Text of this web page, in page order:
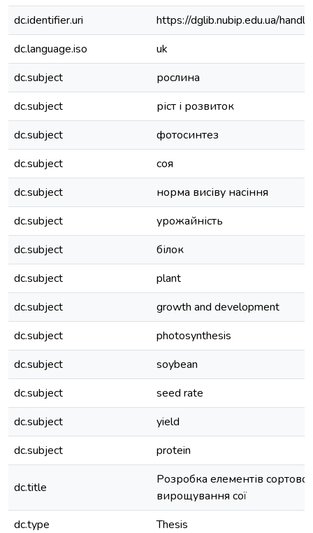
dc.identifier.uri
https://dglib.nubip.edu.ua/
dc.language.iso
uk
dc.subject
рослина
dc.subject
ріст і розвиток
dc.subject
фотосинтез
dc.subject
соя
dc.subject
норма висіву насіння
dc.subject
урожайність
dc.subject
білок
dc.subject
plant
dc.subject
growth and development
dc.subject
photosynthesis
dc.subject
soybean
dc.subject
seed rate
dc.subject
yield
dc.subject
protein
dc.title
Розробка елементів сортової
вирощування сої
dc.type
Thesis